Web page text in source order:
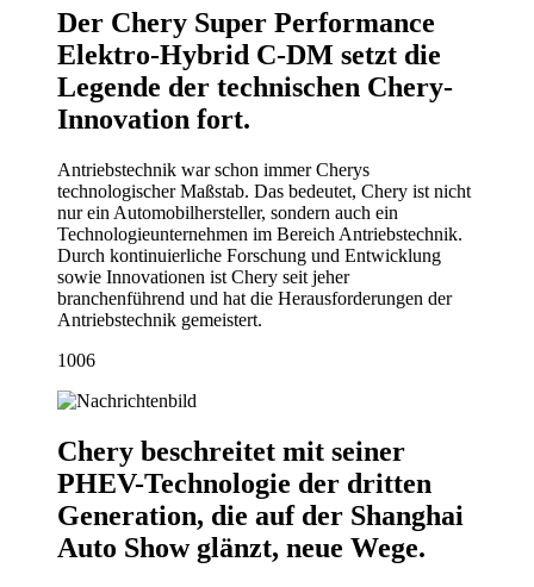
Der Chery Super Performance
Elektro-Hybrid C-DM setzt die
Legende der technischen Chery-
Innovation fort.
Antriebstechnik war schon immer Cherys
technologischer Maßstab. Das bedeutet, Chery ist nicht
nur ein Automobilhersteller, sondern auch ein
Technologieunternehmen im Bereich Antriebstechnik.
Durch kontinuierliche Forschung und Entwicklung
sowie Innovationen ist Chery seit jeher
branchenführend und hat die Herausforderungen der
Antriebstechnik gemeistert.
1006
Chery beschreitet mit seiner
PHEV-Technologie der dritten
Generation, die auf der Shanghai
Auto Show glänzt, neue Wege.